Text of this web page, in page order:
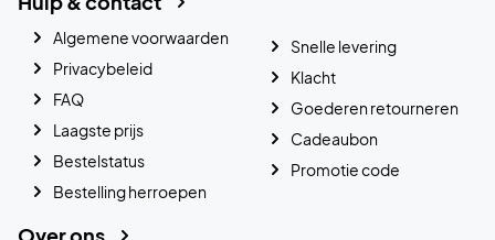
Algemene voorwaarden
Privacybeleid
FAQ
Laagste prijs
Bestelstatus
Bestelling herroepen
Snelle levering
Klacht
Goederen retourneren
Cadeaubon
Promotie code